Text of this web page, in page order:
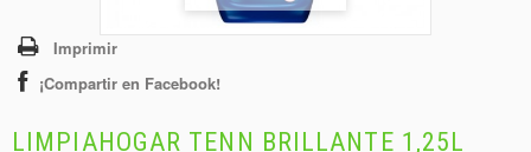
Imprimir
¡Compartir en Facebook!
LIMPIAHOGAR TENN BRILLANTE 1,25L